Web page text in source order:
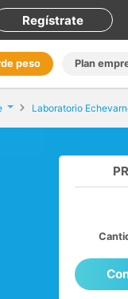
Regístrate
peso Plan
Laboratorio